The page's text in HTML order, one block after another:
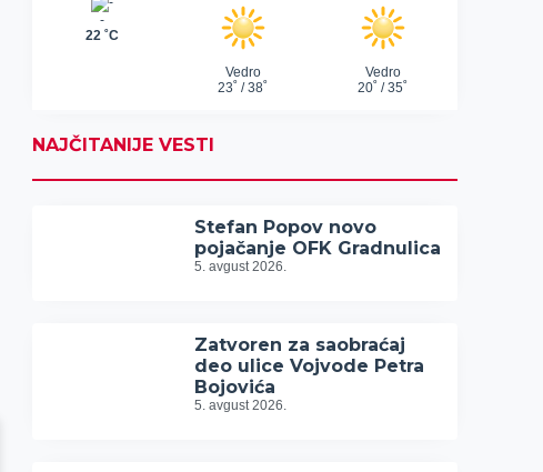
NAJČITANIJE VESTI
Stefan Popov novo
pojačanje OFK Gradnulica
5. avgust 2026.
Zatvoren za saobraćaj
deo ulice Vojvode Petra
Bojovića
5. avgust 2026.